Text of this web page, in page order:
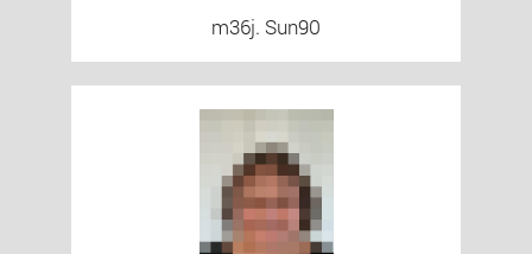
m36j. Sun90